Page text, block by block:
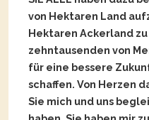
von Hektaren Land
Hektaren Ackerland
zehntausenden von
für eine bessere
schaffen. Von Herzen
Sie mich und uns